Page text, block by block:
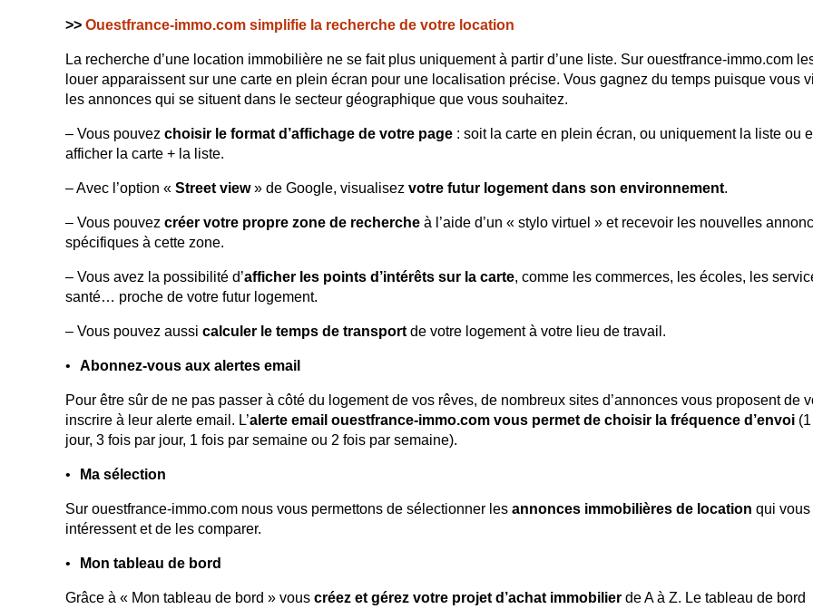
>> Ouestfrance-immo.com simplifie la recherche de votre location
La recherche d’une location immobilière ne se fait plus uniquement à partir d’une liste. Sur ouestfrance-immo.com
louer apparaissent sur une carte en plein écran pour une localisation précise. Vous gagnez du temps puisque vous
les annonces qui se situent dans le secteur géographique que vous souhaitez.
– Vous pouvez choisir le format d’affichage de votre page : soit la carte en plein écran, ou uniquement la liste ou
afficher la carte + la liste.
– Avec l’option « Street view» de Google, visualisez votre futur logement dans son environnement.
– Vous pouvez créer votre propre zone de recherche à l’aide d’un « stylo virtuel » et recevoir les nouvelles
spécifiques à cette zone.
– Vous avez la possibilité d’afficher les points d’intérêts sur la carte, comme les commerces, les écoles, les
santé… proche de votre futur logement.
– Vous pouvez aussi calculer le temps de transport de votre logement à votre lieu de travail.
Abonnez-vous aux alertes email
Pour être sûr de ne pas passer à côté du logement de vos rêves, de nombreux sites d’annonces vous proposent de
inscrire à leur alerte email. L’alerte email ouestfrance-immo.com vous permet de choisir la fréquence d’envoi
jour, 3 fois par jour, 1 fois par semaine ou 2 fois par semaine).
Ma sélection
Sur ouestfrance-immo.com nous vous permettons de sélectionner les annonces immobilières de location qui vous
intéressent et de les comparer.
Mon tableau de bord
Grâce à « Mon tableau de bord » vous créez et gérez votre projet d’achat immobilier de A à Z. Le tableau de bord